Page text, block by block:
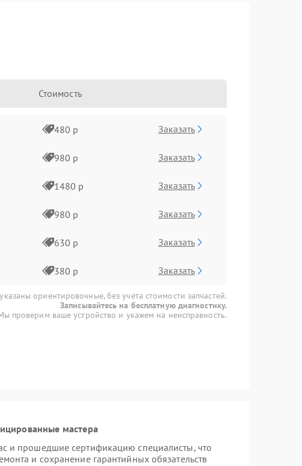
Стоимость
480 р Заказать
980 р Заказать
1480 р Заказать
980 р Заказать
630 р Заказать
380 р Заказать
ориентировочные, без учета стоимости запчастей.
Записывайтесь на бесплатную диагностику.
проверим ваше устройство и укажем на неисправность.
мастера
и прошедшие сертификацию специалисты, что
и сохранение гарантийных обязательств